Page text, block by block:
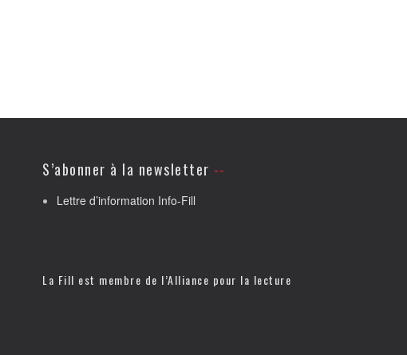
S’abonner à la newsletter
Lettre d’information Info-Fill
La Fill est membre de l’Alliance pour la lecture